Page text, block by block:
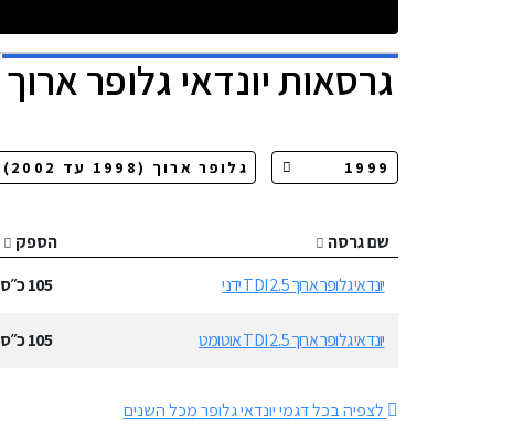
גרסאותיונדאי גלופר ארוך
שם גרסה הספק
יונדאי גלופר ארוך 2.5 TDI ידני
105כ״ס
יונדאי גלופר ארוך 2.5 TDI אוטומט 105כ״ס
לצפיה בכל דגמי יונדאי גלופר מכל השנים